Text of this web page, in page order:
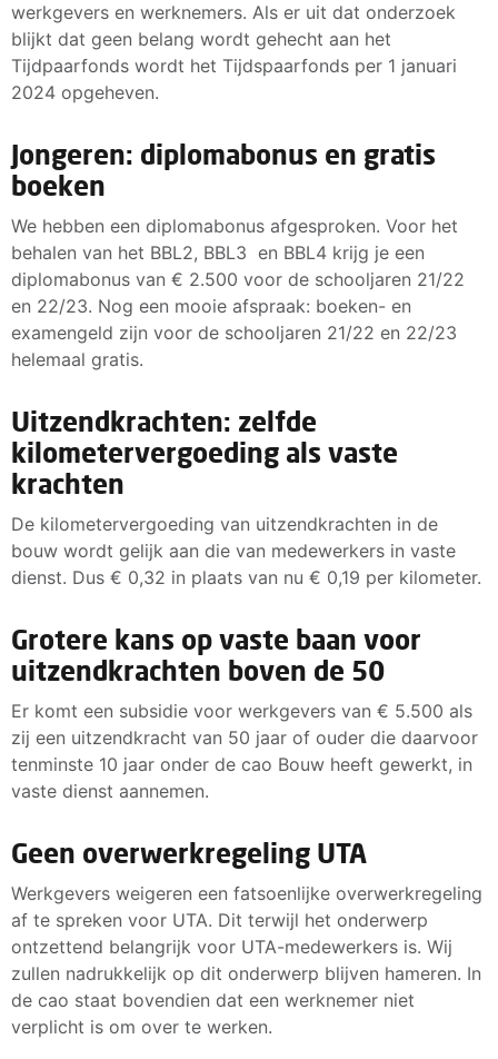
werkgevers en werknemers. Als er uit dat onderzoek
blijkt dat geen belang wordt gehecht aan het
Tijdpaarfonds wordt het Tijdspaarfonds per 1 januari
2024 opgeheven.
Jongeren: diplomabonus en gratis
boeken
We hebben een diplomabonus afgesproken. Voor het
behalen van het BBL2, BBL3 en BBL4 krijg je een
diplomabonus van € 2.500 voor de schooljaren 21/22
en 22/23. Nog een mooie afspraak: boeken- en
examengeld zijn voor de schooljaren 21/22 en 22/23
helemaal gratis.
Uitzendkrachten: zelfde
kilometervergoeding als vaste
krachten
De kilometervergoeding van uitzendkrachten in de
bouw wordt gelijk aan die van medewerkers in vaste
dienst. Dus € 0,32 in plaats van nu € 0,19 per kilometer.
Grotere kans op vaste baan voor
uitzendkrachten boven de 50
Er komt een subsidie voor werkgevers van € 5.500 als
zij een uitzendkracht van 50 jaar of ouder die daarvoor
tenminste 10 jaar onder de cao Bouw heeft gewerkt, in
vaste dienst aannemen.
Geen overwerkregeling UTA
Werkgevers weigeren een fatsoenlijke overwerkregeling
af te spreken voor UTA. Dit terwijl het onderwerp
ontzettend belangrijk voor UTA-medewerkers is. Wij
zullen nadrukkelijk op dit onderwerp blijven hameren. In
de cao staat bovendien dat een werknemer niet
verplicht is om over te werken.